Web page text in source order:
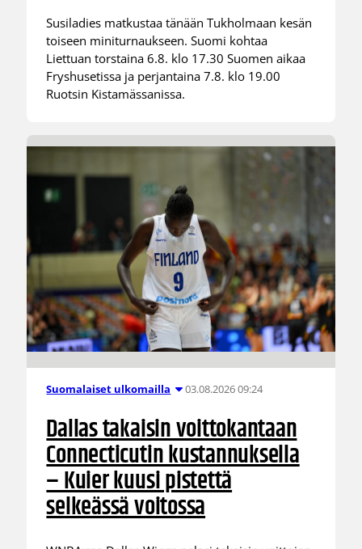
Susiladies matkustaa tänään Tukholmaan kesän
toiseen miniturnaukseen. Suomi kohtaa
Liettuan torstaina 6.8. klo 17.30 Suomen aikaa
Fryshusetissa ja perjantaina 7.8. klo 19.00
Ruotsin Kistamässanissa.
Suomalaiset ulkomailla 03.08.2026 09:24
Dallas takaisin voittokantaan
Connecticutin kustannuksella
– Kuier kuusi pistettä
selkeässä voitossa